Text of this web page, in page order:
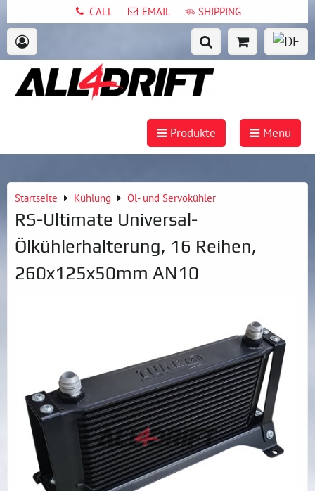
CALL EMAIL SHIPPING
Produkte Menü
Startseite Kühlung Öl- und Servokühler
RS-Ultimate Universal-
Ölkühlerhalterung, 16 Reihen,
260x125x50mm AN10